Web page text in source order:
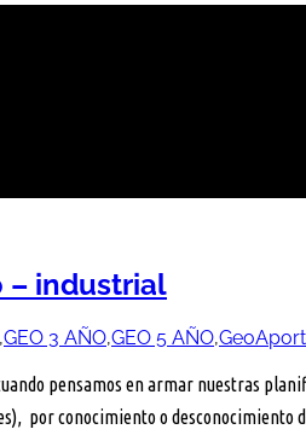
– industrial
,GEO 3 AÑO,GEO 5 AÑO,
cuando pensamos en armar nuestras
por conocimiento o desconocimiento